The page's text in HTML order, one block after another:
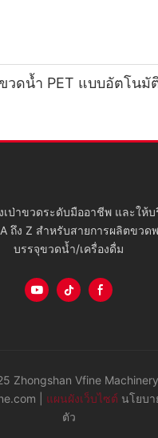
วดน้ำ PET แบบอัตโนมั
เป่าขวดระดับมืออาชีพ และให้บ
ถึง Z สำหรับสายการผลิตขวด
บรรจุขวดน้ำ/เครื่องดื่ม
Zhongshan Vfine
|
แผนผังเว็บไซต์ นโยบ
ตัว